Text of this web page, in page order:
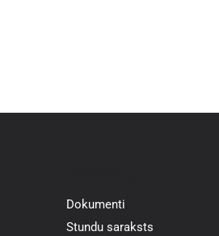
Dokumenti
Stundu saraksts